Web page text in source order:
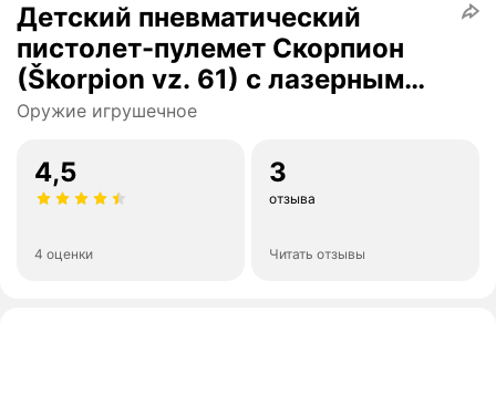
Детский пневматический
пистолет-пулемет Скорпион
(Škorpion vz. 61) с лазерным
прицелом
Оружие игрушечное
4,5
4 оценки
3
отзыва
Читать отзывы